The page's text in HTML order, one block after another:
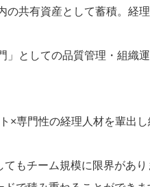
の共有資産として蓄積。経
」としての品質管理・組織
×専門性の経理人材を輩出
もチーム規模に限界があ